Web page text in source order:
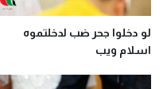
لو دخلوا جحر ضب لدخلتموه
اسلام ويب